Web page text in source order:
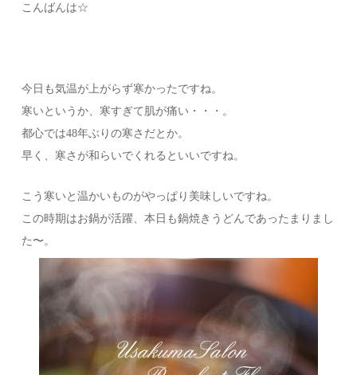
こんばんは☆
今日も気温が上がらず寒かったですね。
寒いというか、寒すぎて肌が痛い・・・。
都心では48年ぶりの寒さだとか。
早く、寒さが和らいでくれるといいですね。
こう寒いと温かいものがやっぱり美味しいですね。
この時期はお鍋が活躍、本日も鍋焼きうどんであったまりまし
た〜。